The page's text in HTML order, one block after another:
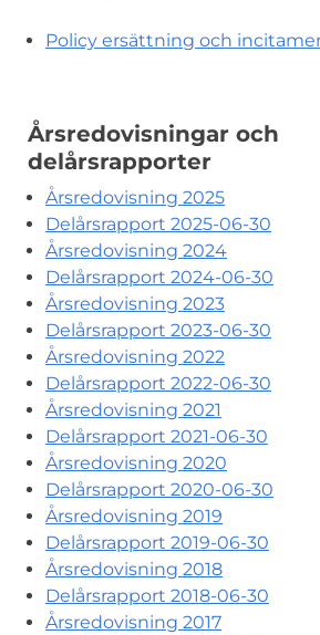
Policy ersättning och
Årsredovisningar och
delårsrapporter
Årsredovisning 2025
Delårsrapport 2025-06-30
Årsredovisning 2024
Delårsrapport 2024-06-30
Årsredovisning 2023
Delårsrapport 2023-06-30
Årsredovisning 2022
Delårsrapport 2022-06-30
Årsredovisning 2021
Delårsrapport 2021-06-30
Årsredovisning 2020
Delårsrapport 2020-06-30
Årsredovisning 2019
Delårsrapport 2019-06-30
Årsredovisning 2018
Delårsrapport 2018-06-30
Årsredovisning 2017